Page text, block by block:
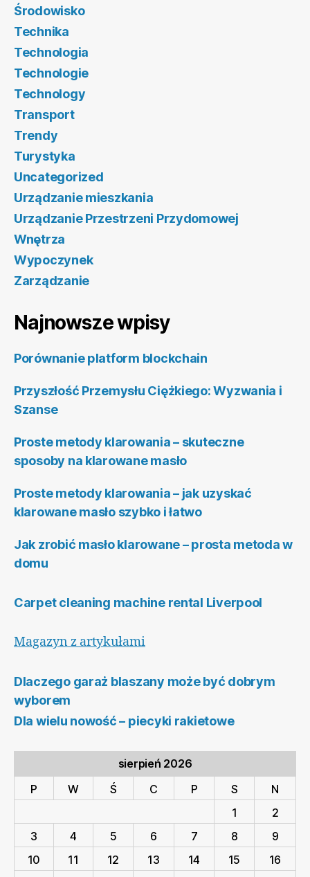
Środowisko
Technika
Technologia
Technologie
Technology
Transport
Trendy
Turystyka
Uncategorized
Urządzanie mieszkania
Urządzanie Przestrzeni Przydomowej
Wnętrza
Wypoczynek
Zarządzanie
Najnowsze wpisy
Porównanie platform blockchain
Przyszłość Przemysłu Ciężkiego: Wyzwania i
Szanse
Proste metody klarowania – skuteczne
sposoby na klarowane masło
Proste metody klarowania – jak uzyskać
klarowane masło szybko i łatwo
Jak zrobić masło klarowane – prosta metoda w
domu
Carpet cleaning machine rental Liverpool
Magazyn z artykułami
Dlaczego garaż blaszany może być dobrym
wyborem
Dla wielu nowość – piecyki rakietowe
sierpień 2026
P
W Ś C P S
N
1
2
3
4 5 6 7 8
9
10
11 12 13 14 15
16